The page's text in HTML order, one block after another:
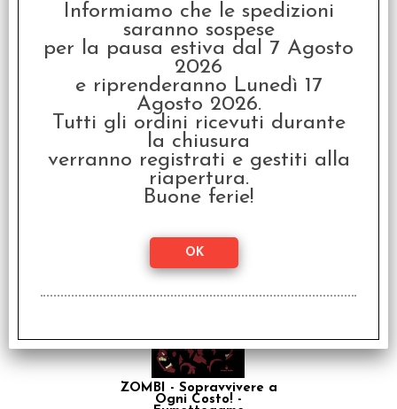
Captive - In Questo
Fumetto l'Eroe sei Tu! -
Fumettogame
ZOMBI - Sopravvivere a
Ogni Costo! -
Informiamo che le spedizioni
saranno sospese
per la pausa estiva dal 7 Agosto
2026
e riprenderanno Lunedì 17
Agosto 2026.
Tutti gli ordini ricevuti durante
la chiusura
verranno registrati e gestiti alla
riapertura.
Buone ferie!